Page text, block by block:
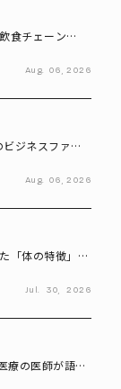
食チェーン
Aug. 06, 2026
ジネスファッ
Aug. 06, 2026
「体の特徴」と
Jul. 30, 2026
療の医師が語る